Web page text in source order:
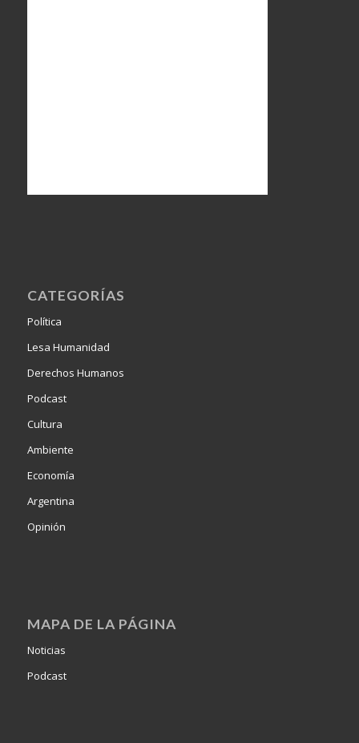
CATEGORÍAS
Política
Lesa Humanidad
Derechos Humanos
Podcast
Cultura
Ambiente
Economía
Argentina
Opinión
MAPA DE LA PÁGINA
Noticias
Podcast